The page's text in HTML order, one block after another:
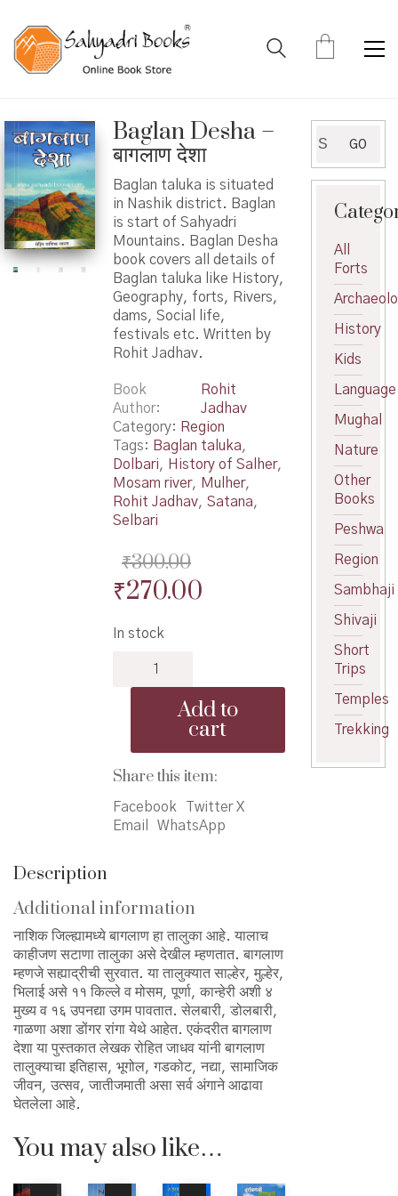
Baglan Desha –
बागलाण देशा
Baglan taluka is situated
in Nashik district. Baglan
is start of Sahyadri
Mountains. Baglan Desha
book covers all details of
Baglan taluka like History,
Geography, forts, Rivers,
dams, Social life,
festivals etc. Written by
Rohit Jadhav.
Book
Author
Rohit
Jadhav
Category: Region
Tags: Baglan taluka,
Dolbari, History of Salher,
Mosam river, Mulher,
Rohit Jadhav, Satana,
Selbari
₹300.00
Original
was:
₹300.00.
₹270.00Current
In stock
quantity
Add to
cart
Share this item:
Facebook
Twitter X
Email
WhatsApp
Description
Additional information
नाशिक जिल्ह्यामध्ये बागलाण हा तालुका आहे. यालाच
काहीजण सटाणा तालुका असे देखील म्हणतात. बागलाण
म्हणजे सह्याद्रीची सुरवात. या तालुक्यात साल्हेर, मुल्हेर,
भिलाई असे ११ किल्ले व मोसम, पूर्णा, कान्हेरी अशी ४
मुख्य व १६ उपनद्या उगम पावतात. सेलबारी, डोलबारी,
गाळणा अशा डोंगर रांगा येथे आहेत. एकंदरीत बागलाण
देशा या पुस्तकात लेखक रोहित जाधव यांनी बागलाण
तालुक्याचा इतिहास, भूगोल, गडकोट, नद्या, सामाजिक
जीवन, उत्सव, जातीजमाती असा सर्व अंगाने आढावा
घेतलेला आहे.
You may also like…
for:
GO
All
Forts
History
Kids
Language
Mughal
Nature
Other
Books
Peshwa
Region
Sambhaji
Shivaji
Short
Trips
Temples
Trekking